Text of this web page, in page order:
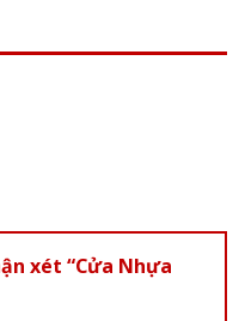
xét “Cửa Nhựa